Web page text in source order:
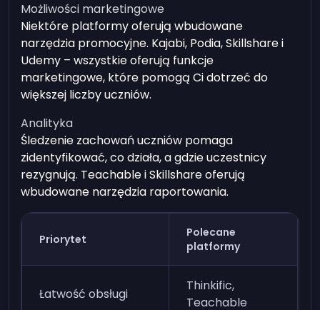
Możliwości marketingowe
Niektóre platformy oferują wbudowane
narzędzia promocyjne. Kajabi, Podia, Skillshare i
Udemy – wszystkie oferują funkcje
marketingowe, które pomogą Ci dotrzeć do
większej liczby uczniów.
Analityka
Śledzenie zachowań uczniów pomaga
zidentyfikować, co działa, a gdzie uczestnicy
rezygnują. Teachable i Skillshare oferują
wbudowane narzędzia raportowania.
Priorytet
Polecane
platformy
Łatwość obsługi
Thinkific,
Teachable